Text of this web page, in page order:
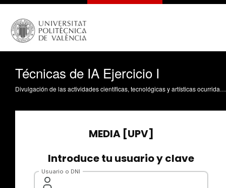
Técnicas de IA Ejercicio I
Divulgación de las actividades científicas, tecnológicas y artísticas ocurridas en los tres campus de la UPV